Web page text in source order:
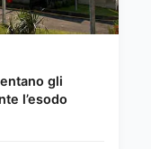
gli
l’esodo